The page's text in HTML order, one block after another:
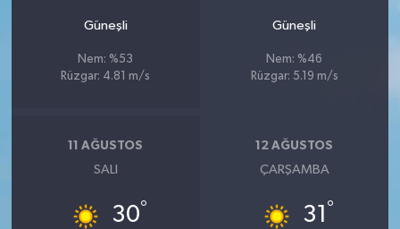
Güneşli
Nem: %53
Rüzgar: 4.81 m/s
Güneşli
Nem: %46
Rüzgar: 5.19 m/s
11 AĞUSTOS
SALI
30°
12 AĞUSTOS
ÇARŞAMBA
31 °